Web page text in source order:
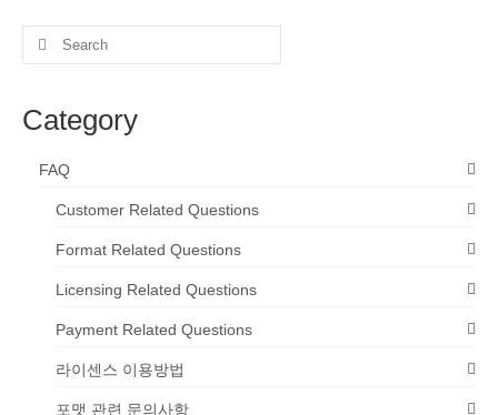
Search
for:
Category
FAQ
Customer Related Questions
Format Related Questions
Licensing Related Questions
Payment Related Questions
라이센스 이용방법
포맷 관련 문의사항